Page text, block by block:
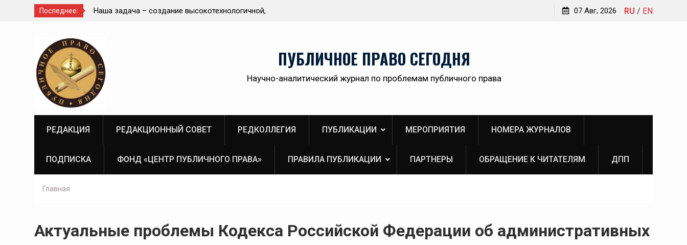
Последнее:
целое с
Наша задача – создание высокотехнологичной,
секции «Административный порядок
рассмотрения публично-правовых споров и
правовая медицина» II Донбасского
Обращение главного редактора Инны Викторовны
RU / EN
07 Авг, 2026
содержимому
ПУБЛИЧНОЕ ПРАВО СЕГОДНЯ
Научно-аналитический журнал по проблемам публичного права
РЕДАКЦИЯ РЕДАКЦИОННЫЙ СОВЕТ РЕДКОЛЛЕГИЯ ПУБЛИКАЦИИ МЕРОПРИЯТИЯ НОМЕРА ЖУРНАЛОВ
ПОДПИСКА ФОНД «ЦЕНТР ПУБЛИЧНОГО ПРАВА» ПРАВИЛА ПУБЛИКАЦИИ ПАРТНЕРЫ ОБРАЩЕНИЕ К ЧИТАТЕЛЯМ ДПП
Главная
Актуальные проблемы Кодекса Российской Федерации об административных